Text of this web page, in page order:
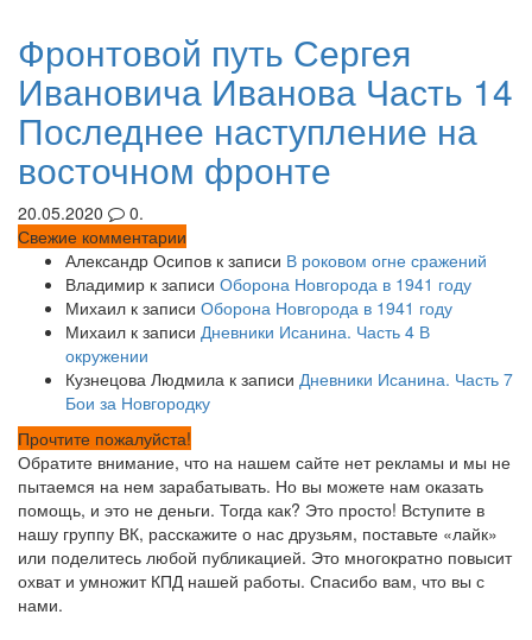
Фронтовой путь Сергея
Ивановича Иванова Часть 14
Последнее наступление на
восточном фронте
20.05.2020
0.
Свежие комментарии
Александр Осипов к записи В роковом огне сражений
Владимир к записи Оборона Новгорода в 1941 году
Михаил к записи Оборона Новгорода в 1941 году
Михаил к записи Дневники Исанина. Часть 4 В
окружении
Кузнецова Людмила к записи Дневники Исанина. Часть 7
Бои за Новгородку
Прочтите пожалуйста!
Обратите внимание, что на нашем сайте нет рекламы и мы не
пытаемся на нем зарабатывать. Но вы можете нам оказать
помощь, и это не деньги. Тогда как? Это просто! Вступите в
нашу группу ВК, расскажите о нас друзьям, поставьте «лайк»
или поделитесь любой публикацией. Это многократно повысит
охват и умножит КПД нашей работы. Спасибо вам, что вы с
нами.